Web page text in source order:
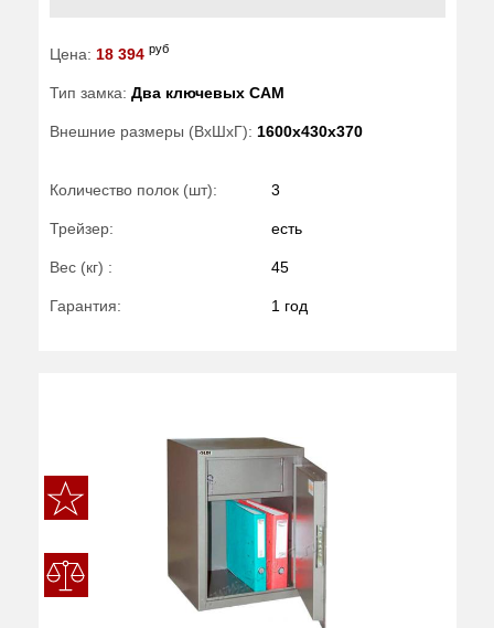
Цена: 18 394 руб
Тип замка: Два ключевых САМ
Внешние размеры (ВхШхГ): 1600x430x370
Количество полок (шт): 3
Трейзер: есть
Вес (кг) : 45
Гарантия: 1 год